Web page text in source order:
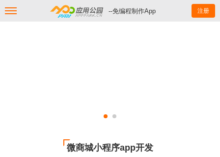
--免编程制作App 注册
微商城小程序app开发